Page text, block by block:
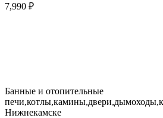
7,990 ₽
Банные и отопительные
Нижнекамске